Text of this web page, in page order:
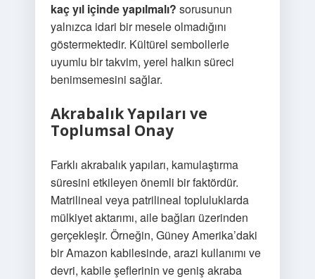
kaç yıl içinde yapılmalı? sorusunun
yalnızca idari bir mesele olmadığını
göstermektedir. Kültürel sembollerle
uyumlu bir takvim, yerel halkın süreci
benimsemesini sağlar.
Akrabalık Yapıları ve
Toplumsal Onay
Farklı akrabalık yapıları, kamulaştırma
süresini etkileyen önemli bir faktördür.
Matrilineal veya patrilineal topluluklarda
mülkiyet aktarımı, aile bağları üzerinden
gerçekleşir. Örneğin, Güney Amerika’daki
bir Amazon kabilesinde, arazi kullanımı ve
devri, kabile şeflerinin ve geniş akraba